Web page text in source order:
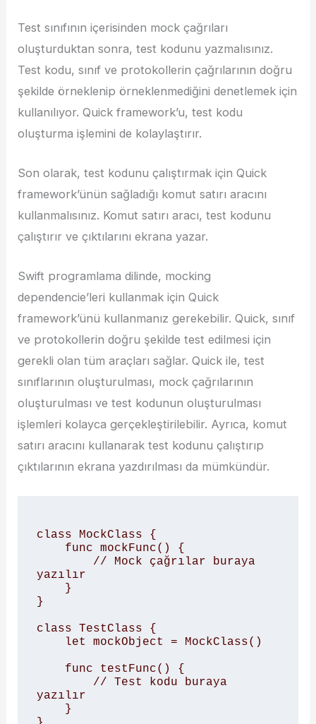
Test sınıfının içerisinden mock çağrıları
oluşturduktan sonra, test kodunu yazmalısınız.
Test kodu, sınıf ve protokollerin çağrılarının doğru
şekilde örneklenip örneklenmediğini denetlemek için
kullanılıyor. Quick framework’u, test kodu
oluşturma işlemini de kolaylaştırır.
Son olarak, test kodunu çalıştırmak için Quick
framework’ünün sağladığı komut satırı aracını
kullanmalısınız. Komut satırı aracı, test kodunu
çalıştırır ve çıktılarını ekrana yazar.
Swift programlama dilinde, mocking
dependencie’leri kullanmak için Quick
framework’ünü kullanmanız gerekebilir. Quick, sınıf
ve protokollerin doğru şekilde test edilmesi için
gerekli olan tüm araçları sağlar. Quick ile, test
sınıflarının oluşturulması, mock çağrılarının
oluşturulması ve test kodunun oluşturulması
işlemleri kolayca gerçekleştirilebilir. Ayrıca, komut
satırı aracını kullanarak test kodunu çalıştırıp
çıktılarının ekrana yazdırılması da mümkündür.
class MockClass {
yazılır
}
class TestClass {
yazılır